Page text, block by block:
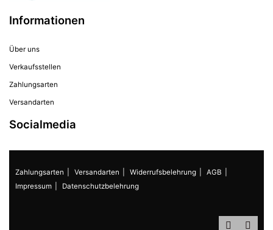
Informationen
Über uns
Verkaufsstellen
Zahlungsarten
Versandarten
Socialmedia
Zahlungsarten Versandarten Widerrufsbelehrung
AGB
Impressum
Datenschutzbelehrung